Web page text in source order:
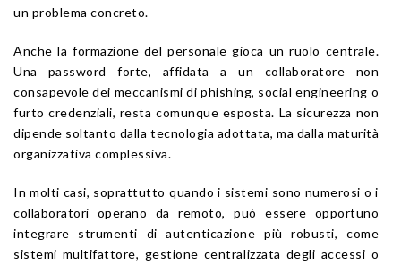
un problema concreto.
Anche la formazione del personale gioca un ruolo centrale.
Una password forte, affidata a un collaboratore non
consapevole dei meccanismi di phishing, social engineering o
furto credenziali, resta comunque esposta. La sicurezza non
dipende soltanto dalla tecnologia adottata, ma dalla maturità
organizzativa complessiva.
In molti casi, soprattutto quando i sistemi sono numerosi o i
collaboratori operano da remoto, può essere opportuno
integrare strumenti di autenticazione più robusti, come
sistemi multifattore, gestione centralizzata degli accessi o